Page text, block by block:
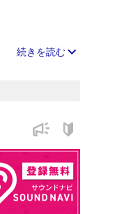
続きを読む